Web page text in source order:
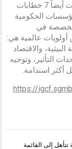
ودولية على 22 منصة تفاعلية. وتشمل الفعاليات أيضاً 7 خطابات
الحكومية
في
أولويات عالمية هي:
والاقتصاد
التأثير، وتوجيه
أكثر استدامة.
https://
تتأهل إلى القائمة